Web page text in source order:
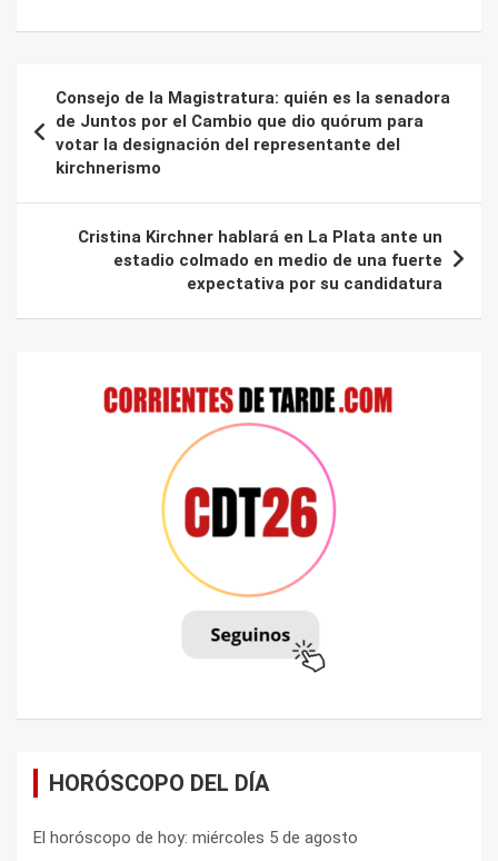
de
entradas
Consejo de la Magistratura: quién es la senadora
de Juntos por el Cambio que dio quórum para
votar la designación del representante del
kirchnerismo
Cristina Kirchner hablará en La Plata ante un
estadio colmado en medio de una fuerte
expectativa por su candidatura
HORÓSCOPO DEL DÍA
El horóscopo de hoy: miércoles 5 de agosto